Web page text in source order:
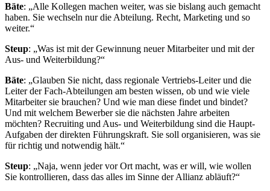
Bäte: „Alle Kollegen machen weiter, was sie bislang auch gemacht
haben. Sie wechseln nur die Abteilung. Recht, Marketing und so
weiter.“
Steup: „Was ist mit der Gewinnung neuer Mitarbeiter und mit der
Aus- und Weiterbildung?“
Bäte: „Glauben Sie nicht, dass regionale Vertriebs-Leiter und die
Leiter der Fach-Abteilungen am besten wissen, ob und wie viele
Mitarbeiter sie brauchen? Und wie man diese findet und bindet?
Und mit welchem Bewerber sie die nächsten Jahre arbeiten
möchten? Recruiting und Aus- und Weiterbildung sind die Haupt-
Aufgaben der direkten Führungskraft. Sie soll organisieren, was sie
für richtig und notwendig hält.“
Steup: „Naja, wenn jeder vor Ort macht, was er will, wie wollen
Sie kontrollieren, dass das alles im Sinne der Allianz abläuft?“